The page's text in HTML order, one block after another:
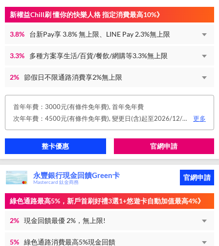
新權益Chill刷 懂你的快樂人格 指定消費最高10%》
3.8% 台新Pay享 3.8% 無上限、LINE Pay 2.3%無上限
3.3% 多種方案享生活/百貨/餐飲/網購等3.3%無上限
2% 節假日不限通路消費享2%無上限
首年年費：3000元(有條件免年費), 首年免年費
次年年費：4500元(有條件免年費), 變更日(含)起至2026/12/31止，符合原卡別之免年費消費條件 或 使用台新信用卡數位帳單(包含電子/行動帳單)且生效，即享免年費優惠。
更多
整卡優惠 官網申請
永豐銀行現金回饋Green卡
Mastercard 鈦金商務
官網申請
綠色通路最高5%，新戶首刷好禮3選1+悠遊卡自動加值最高4%》
2% 現金回饋最優 2%，無上限!
5% 綠色通路消費最高5%現金回饋